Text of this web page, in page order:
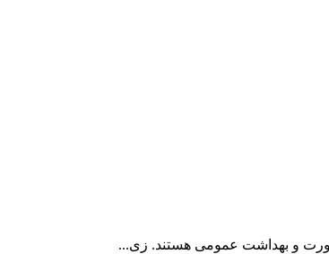
صورت و بهداشت عمومی هستند. زی...